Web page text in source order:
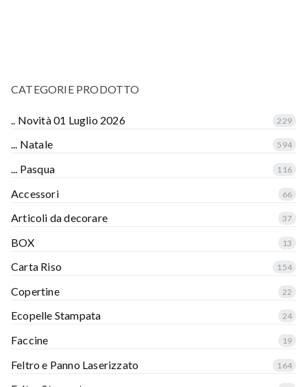
CATEGORIE PRODOTTO
.. Novità 01 Luglio 2026 229
... Natale 594
... Pasqua 116
Accessori 66
Articoli da decorare 37
BOX 13
Carta Riso 154
Copertine 22
Ecopelle Stampata 24
Faccine 19
Feltro e Panno Laserizzato 164